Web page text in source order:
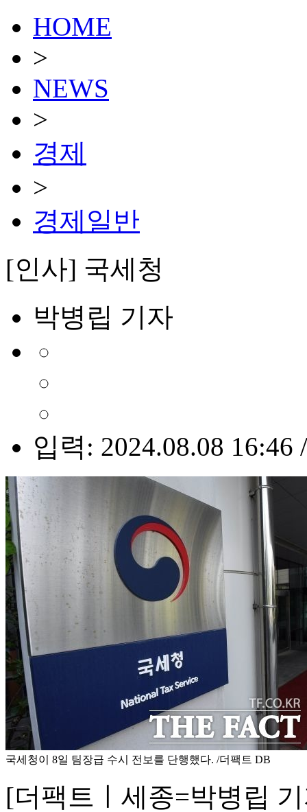
HOME
>
NEWS
>
경제
>
경제일반
[인사] 국세청
박병립 기자
입력: 2024.08.08 16:46
국세청이 8일 팀장급 수시 전보를 단행했다. /더팩트 DB
[더팩트ㅣ세종=박병립